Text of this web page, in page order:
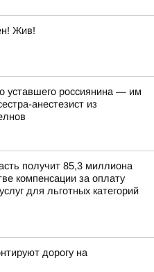
Жив!
уставшего россиянина — им
анестезист из
получит 85,3 миллиона
компенсации за оплату
для льготных категорий
дорогу на